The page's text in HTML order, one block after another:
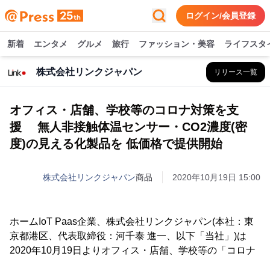
ログイン/会員登録
新着 エンタメ グルメ 旅行 ファッション・美容 ライフスタ
株式会社リンクジャパン リリース一覧
オフィス・店舗、学校等のコロナ対策を支
援 無人非接触体温センサー・CO2濃度(密
度)の見える化製品を 低価格で提供開始
株式会社リンクジャパン商品 2020年10月19日 15:00
ホームIoT Paas企業、株式会社リンクジャパン(本社：東
京都港区、代表取締役：河千泰 進一、以下「当社」)は
2020年10月19日よりオフィス・店舗、学校等の「コロナ